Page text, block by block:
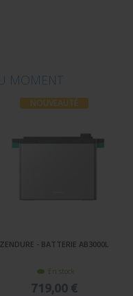
MOMENT
NOUVEAUTÉ
ZENDURE - BATTERIE AB3000L
En stock
719,00 €